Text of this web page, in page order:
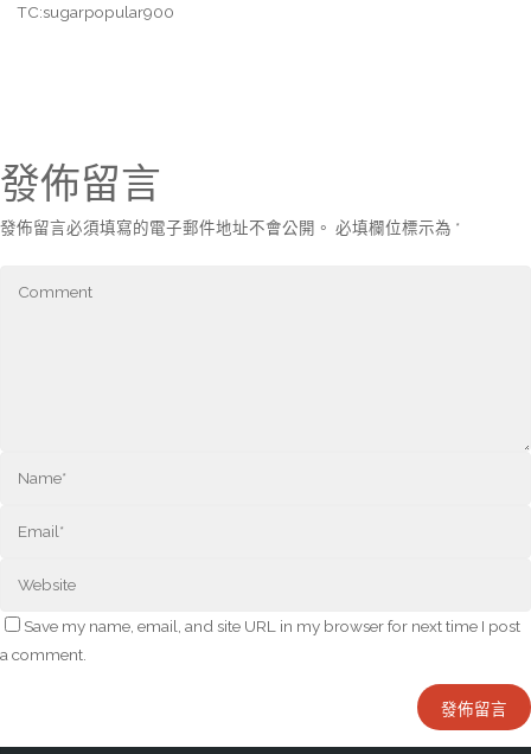
TC:sugarpopular900
發佈留言
發佈留言必須填寫的電子郵件地址不會公開。 必填欄位標示為 *
Save my name, email, and site URL in my browser for next time I post
a comment.